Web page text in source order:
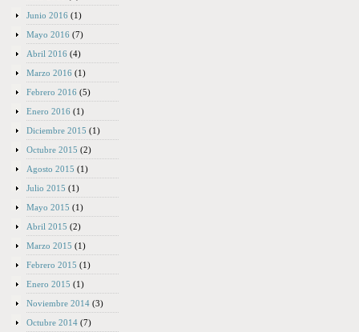
Junio 2016 (1)
Mayo 2016 (7)
Abril 2016 (4)
Marzo 2016 (1)
Febrero 2016 (5)
Enero 2016 (1)
Diciembre 2015 (1)
Octubre 2015 (2)
Agosto 2015 (1)
Julio 2015 (1)
Mayo 2015 (1)
Abril 2015 (2)
Marzo 2015 (1)
Febrero 2015 (1)
Enero 2015 (1)
Noviembre 2014 (3)
Octubre 2014 (7)